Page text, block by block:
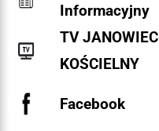
Informacyjny
TV JANOWIEC
KOŚCIELNY
Facebook